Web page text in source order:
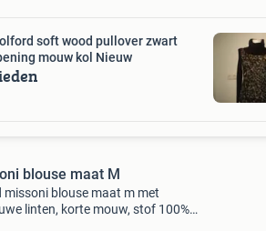
soft wood pullover zwart
mouw kol Nieuw
blouse maat M
missoni blouse maat m met
linten, korte mouw, stof 100%